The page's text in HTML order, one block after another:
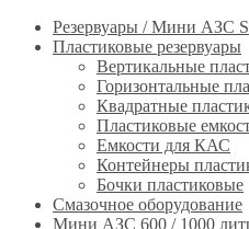
Резервуары / Мини АЗС
Пластиковые резервуары
Вертикальные
Горизонтальные
Квадратные
Пластиковые
Емкости для КАС
Контейнеры
Бочки пластиковые
Смазочное оборудование
Мини АЗС 600 / 1000